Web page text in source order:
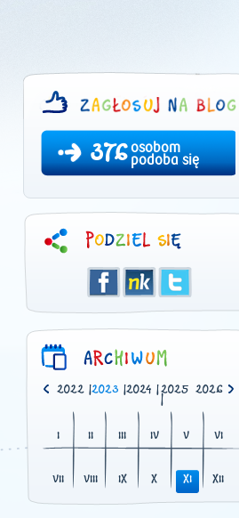
376osobom
podoba się
2021| 2022|2023 |2024 |2025
|
2026
I II III IV V VI
VII VIII IX X XI XII